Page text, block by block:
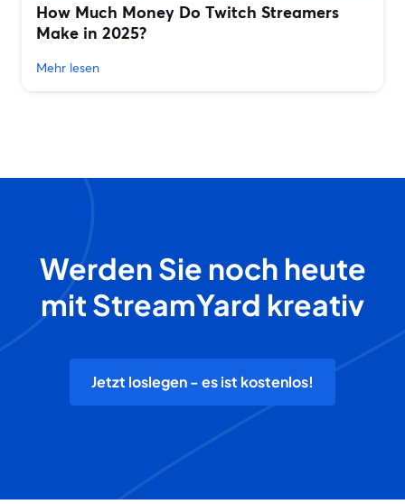
How Much Money Do Twitch Streamers
Make in 2025?
Mehr lesen
Werden Sie noch heute
mit StreamYard kreativ
Jetzt loslegen - es ist kostenlos!